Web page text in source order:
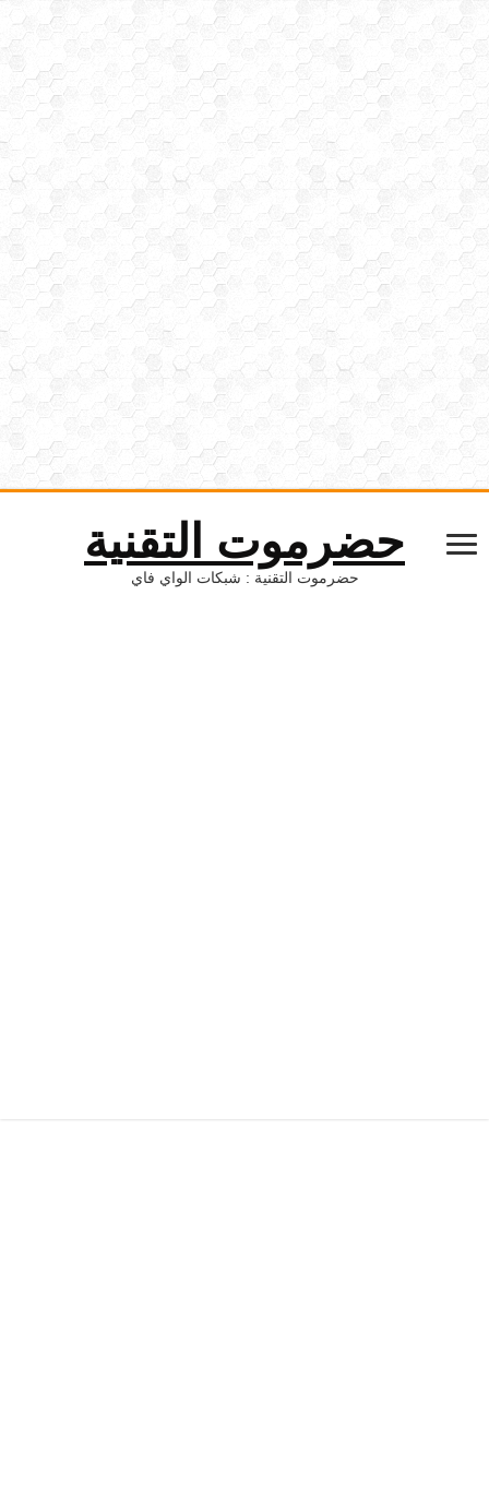
حضرموت التقنية
حضرموت التقنية : شبكات الواي فاي